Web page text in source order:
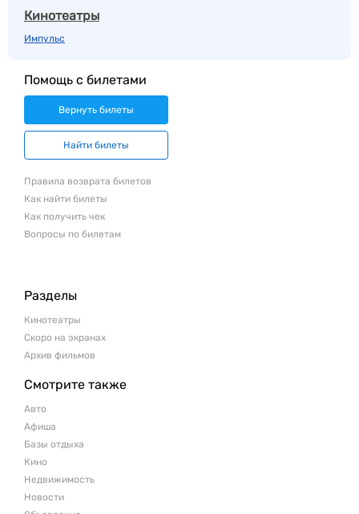
Кинотеатры
Импульс
Помощь с билетами
Вернуть билеты
Найти билеты
Правила возврата билетов
Как найти билеты
Как получить чек
Вопросы по билетам
Разделы
Кинотеатры
Скоро на экранах
Архив фильмов
Смотрите также
Авто
Афиша
Базы отдыха
Кино
Недвижимость
Новости